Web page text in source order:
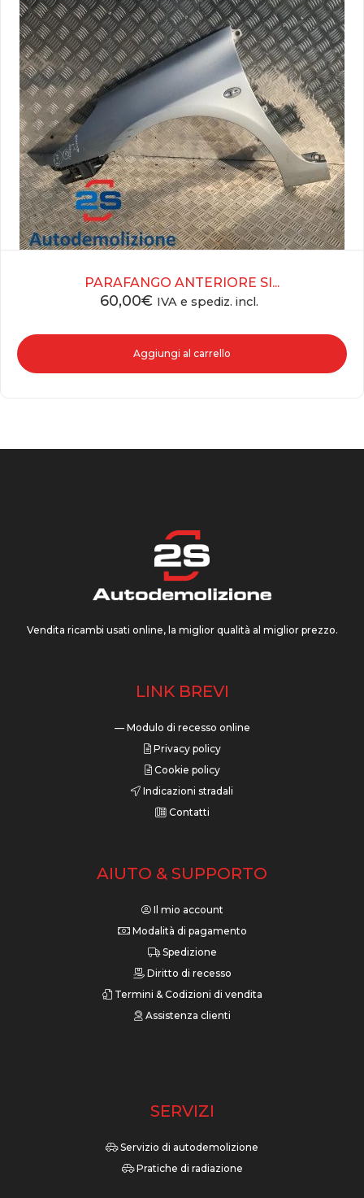
PARAFANGO ANTERIORE SI...
60,00€ IVA e spediz. incl.
Aggiungi al carrello
Vendita ricambi usati online, la miglior qualità al miglior prezzo.
LINK BREVI
— Modulo di recesso online
Privacy policy
Cookie policy
Indicazioni stradali
Contatti
AIUTO & SUPPORTO
Il mio account
Modalità di pagamento
Spedizione
Diritto di recesso
Termini & Codizioni di vendita
Assistenza clienti
SERVIZI
Servizio di autodemolizione
Pratiche di radiazione